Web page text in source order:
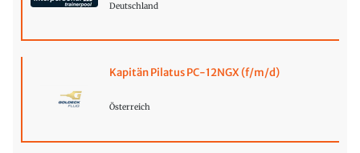
Deutschland
Kapitän Pilatus PC-12NGX (f/m/d)
Österreich